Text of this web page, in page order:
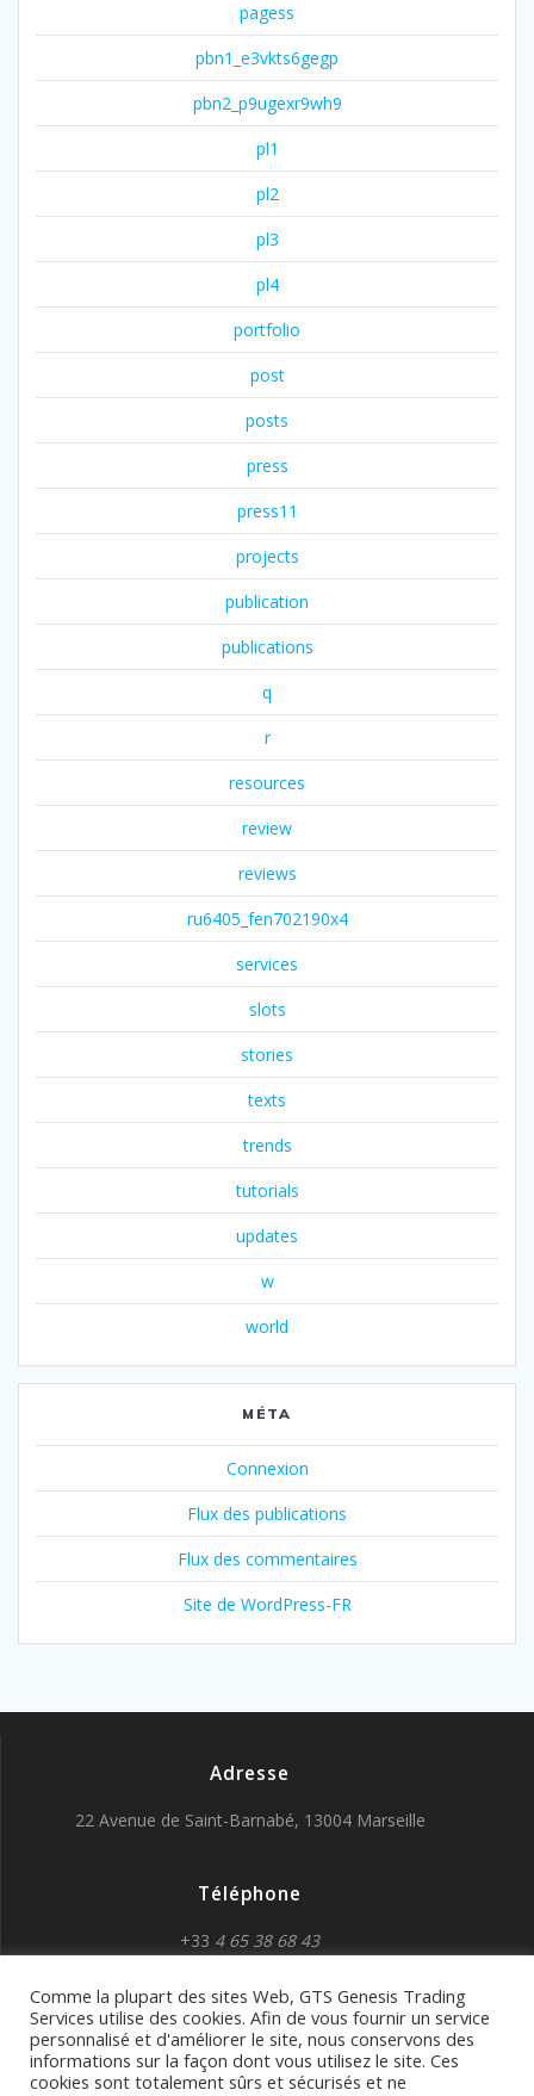
pagess
pbn1_e3vkts6gegp
pbn2_p9ugexr9wh9
pl1
pl2
pl3
pl4
portfolio
post
posts
press
press11
projects
publication
publications
q
r
resources
review
reviews
ru6405_fen702190x4
services
slots
stories
texts
trends
tutorials
updates
w
world
MÉTA
Connexion
Flux des publications
Flux des commentaires
Site de WordPress-FR
Adresse
22 Avenue de Saint-Barnabé, 13004 Marseille
Téléphone
+33 4 65 38 68 43
Comme la plupart des sites Web, GTS Genesis Trading
Services utilise des cookies. Afin de vous fournir un service
personnalisé et d'améliorer le site, nous conservons des
informations sur la façon dont vous utilisez le site. Ces
cookies sont totalement sûrs et sécurisés et ne